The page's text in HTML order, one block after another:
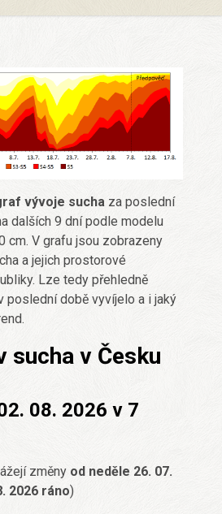
vývoje sucha za poslední
dalších 9 dní podle modelu
cm. V grafu jsou zobrazeny
a jejich prostorové
Lze tedy přehledně
poslední době vyvíjelo a i jaký
sucha v Česku
08. 2026 v 7
změny od neděle 26. 07.
2026 ráno)